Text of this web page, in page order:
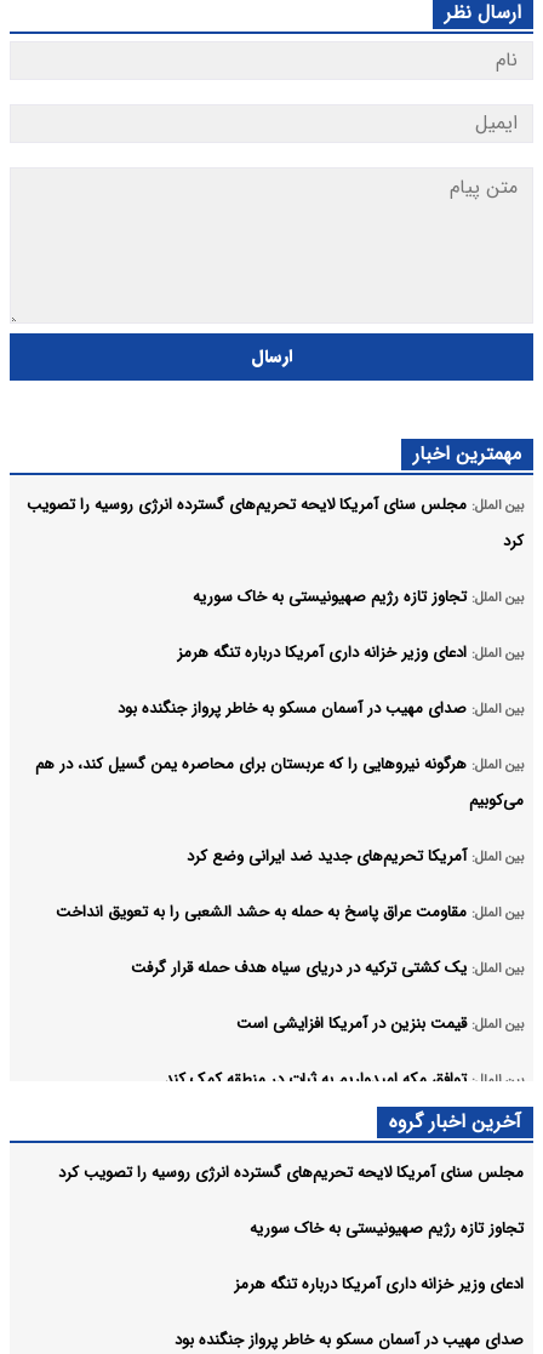
ارسال نظر
ارسال
مهمترین اخبار
بین الملل: مجلس سنای آمریکا لایحه تحریم‌های گسترده انرژی روسیه را تصویب
کرد
بین الملل: تجاوز تازه رژیم صهیونیستی به خاک سوریه
بین الملل: ادعای وزیر خزانه داری آمریکا درباره تنگه هرمز
بین الملل: صدای مهیب در آسمان مسکو به خاطر پرواز جنگنده بود
بین الملل: هرگونه نیروهایی را که عربستان برای محاصره یمن گسیل کند، در هم
می‌کوبیم
بین الملل: آمریکا تحریم‌های جدید ضد ایرانی وضع کرد
بین الملل: مقاومت عراق پاسخ به حمله به حشد الشعبی را به تعویق انداخت
بین الملل: یک کشتی ترکیه در دریای سیاه هدف حمله قرار گرفت
بین الملل: قیمت بنزین در آمریکا افزایشی است
بین الملل: توافق مکه امیدواریم به ثبات در منطقه کمک کند
آخرین اخبار گروه
مجلس سنای آمریکا لایحه تحریم‌های گسترده انرژی روسیه را تصویب کرد
تجاوز تازه رژیم صهیونیستی به خاک سوریه
ادعای وزیر خزانه داری آمریکا درباره تنگه هرمز
صدای مهیب در آسمان مسکو به خاطر پرواز جنگنده بود